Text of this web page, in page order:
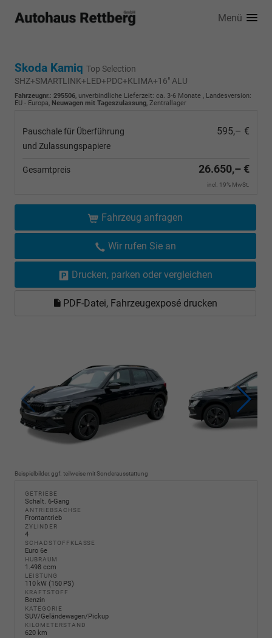
Menü
Skoda Kamiq Top Selection
SHZ+SMARTLINK+LED+PDC+KLIMA+16" ALU
Fahrzeugnr.: 295506, unverbindliche Lieferzeit: ca. 3-6 Monate , Landesversion:
EU - Europa, Neuwagen mit Tageszulassung, Zentrallager
Pauschale für Überführung
und Zulassungspapiere
595,– €
Gesamtpreis 26.650,– €
incl. 19% MwSt.
Fahrzeug anfragen
Wir rufen Sie an
Drucken, parken oder vergleichen
PDF-Datei, Fahrzeugexposé drucken
Beispielbilder, ggf. teilweise mit Sonderausstattung
GETRIEBE
Schalt. 6-Gang
ANTRIEBSACHSE
Frontantrieb
ZYLINDER
4
SCHADSTOFFKLASSE
Euro 6e
HUBRAUM
1.498 ccm
LEISTUNG
110 kW (150 PS)
KRAFTSTOFF
Benzin
KATEGORIE
SUV/Geländewagen/Pickup
KILOMETERSTAND
620 km